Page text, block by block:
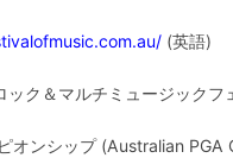
(英語)
ク＆マルチミュージックフ
オンシップ (Australian PGA